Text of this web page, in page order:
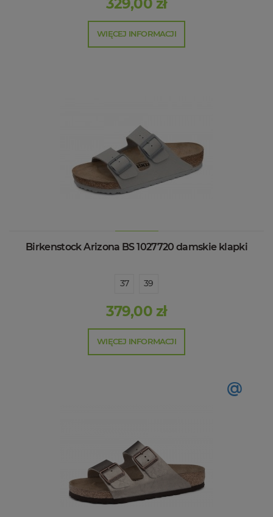
329,00 zł
WIĘCEJ INFORMACJI
Birkenstock Arizona BS 1027720 damskie klapki
37 39
379,00 zł
WIĘCEJ INFORMACJI
@